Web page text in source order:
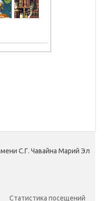
С.Г. Чавайна Марий Эл
Статистика посещений